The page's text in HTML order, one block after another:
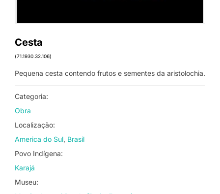
Cesta
(71.1930.32.106)
Pequena cesta contendo frutos e sementes da aristolochia.
Categoria:
Obra
Localização:
America do Sul Brasil
Povo Indígena:
Karajá
Museu: